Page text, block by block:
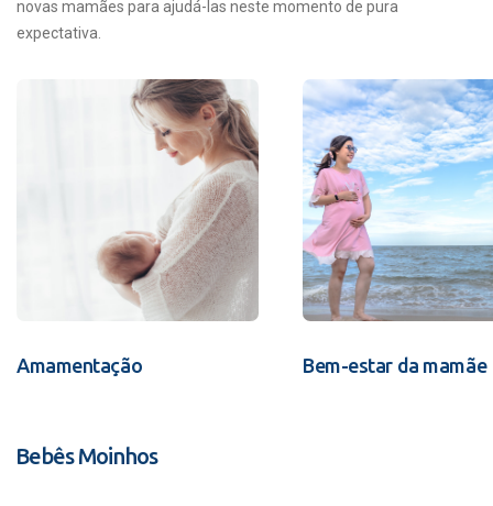
novas mamães para ajudá-las neste momento de pura
expectativa.
Amamentação Bem-estar da mamãe
Bebês Moinhos